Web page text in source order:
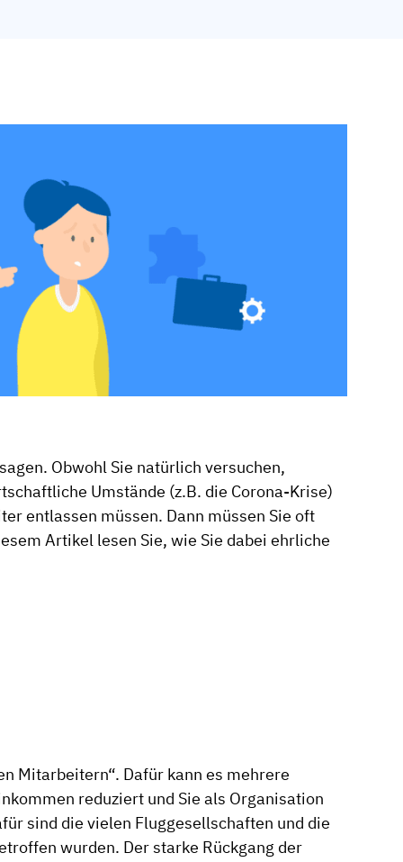
Obwohl Sie natürlich versuchen,
Umstände (z.B. die Corona-Krise)
entlassen müssen. Dann müssen Sie oft
Artikel lesen Sie, wie Sie dabei ehrliche
Mitarbeitern“. Dafür kann es mehrere
reduziert und Sie als Organisation
sind die vielen Fluggesellschaften und die
wurden. Der starke Rückgang der